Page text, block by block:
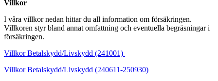
Villkor
I våra villkor nedan hittar du all information om försäkringen.
Villkoren styr bland annat omfattning och eventuella begräsningar i
försäkringen.
Villkor Betalskydd/Livskydd (241001)
Villkor Betalskydd/Livskydd (240611-250930)